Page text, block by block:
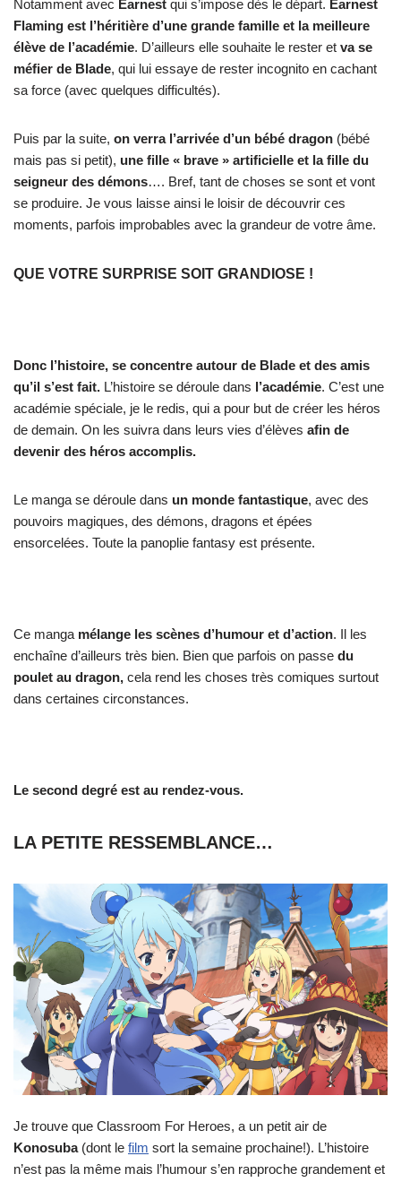
Notamment avec Earnest qui s’impose dès le départ. Earnest
Flaming est l’héritière d’une grande famille et la meilleure
élève de l’académie. D’ailleurs elle souhaite le rester et va se
méfier de Blade, qui lui essaye de rester incognito en cachant
sa force (avec quelques difficultés).
Puis par la suite, on verra l’arrivée d’un bébé dragon (bébé
mais pas si petit), une fille « brave » artificielle et la fille du
seigneur des démons…. Bref, tant de choses se sont et vont
se produire. Je vous laisse ainsi le loisir de découvrir ces
moments, parfois improbables avec la grandeur de votre âme.
QUE VOTRE SURPRISE SOIT GRANDIOSE !
Donc l’histoire, se concentre autour de Blade et des amis
qu’il s’est fait. L’histoire se déroule dans l’académie. C’est une
académie spéciale, je le redis, qui a pour but de créer les héros
de demain. On les suivra dans leurs vies d’élèves afin de
devenir des héros accomplis.
Le manga se déroule dans un monde fantastique, avec des
pouvoirs magiques, des démons, dragons et épées
ensorcelées. Toute la panoplie fantasy est présente.
Ce mangamélange les scènes d’humour et d’action. Il les
enchaîne d’ailleurs très bien. Bien que parfois on passe du
poulet au dragon, cela rend les choses très comiques surtout
dans certaines circonstances.
Le second degré est au rendez-vous.
LA PETITE RESSEMBLANCE…
Je trouve que Classroom For Heroes, a un petit air de
Konosuba(dont le film sort la semaine prochaine!). L’histoire
n’est pas la même mais l’humour s’en rapproche grandement et